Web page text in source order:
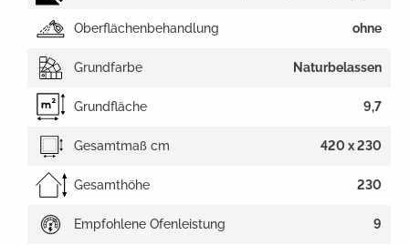
Oberflächenbehandlung ohne
Grundfarbe Naturbelassen
Grundfläche 9,7
Gesamtmaß cm 420 x 230
Gesamthöhe 230
Empfohlene Ofenleistung 9